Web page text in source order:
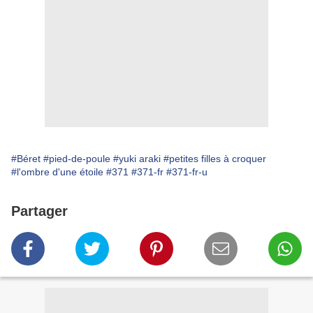
#Béret #pied-de-poule #yuki araki #petites filles à croquer
#l'ombre d'une étoile #371 #371-fr #371-fr-u
Partager